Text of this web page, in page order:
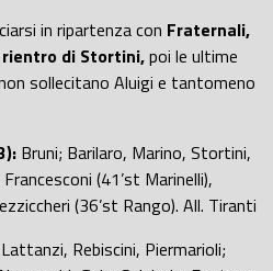
in ripartenza con Fraternali,
di Stortini,poi le ultime
sollecitano Aluigi e tantomeno
Bruni; Barilaro, Marino, Stortini,
(41’st Marinelli),
(36’st Rango). All. Tiranti
Rebiscini, Piermarioli;